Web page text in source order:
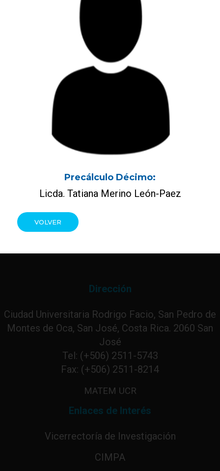
Precálculo Décimo:
Licda. Tatiana Merino León-Paez
VOLVER
Dirección
Ciudad Universitaria Rodrigo Facio, San Pedro de
Montes de Oca, San José, Costa Rica. 2060 San
José
Tel: (+506) 2511-5743
Fax: (+506) 2511-8214
MATEM UCR
Enlaces de Interés
Vicerrectoría de Investigación
CIMPA